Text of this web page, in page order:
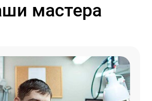
мастера